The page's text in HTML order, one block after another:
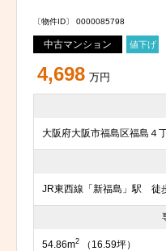
〔物件ID〕 0000085798
中古マンション 値下げ
4,698 万円
大阪府大阪市福島区福島４
JR東西線「新福島」駅 徒
54.86m2 （16.59坪）